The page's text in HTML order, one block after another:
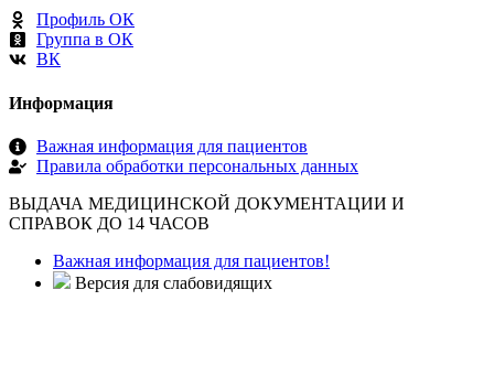
Профиль ОК
Группа в ОК
ВК
Информация
Важная информация для пациентов
Правила обработки персональных данных
ВЫДАЧА МЕДИЦИНСКОЙ ДОКУМЕНТАЦИИ И
СПРАВОК ДО 14 ЧАСОВ
Важная информация для пациентов!
Версия для слабовидящих